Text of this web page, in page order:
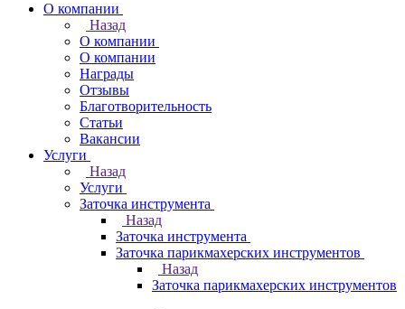
О компании
Назад
О компании
О компании
Награды
Отзывы
Благотворительность
Статьи
Вакансии
Услуги
Назад
Услуги
Заточка инструмента
Назад
Заточка инструмента
Заточка парикмахерских инструментов
Назад
Заточка парикмахерских инструментов